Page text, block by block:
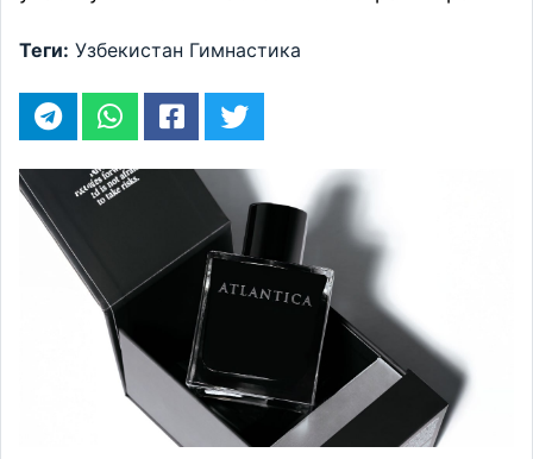
Теги: Узбекистан Гимнастика